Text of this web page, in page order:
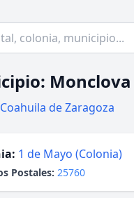
Monclova
Coahuila de Zaragoza
1 de Mayo (Colonia)
Postales: 25760